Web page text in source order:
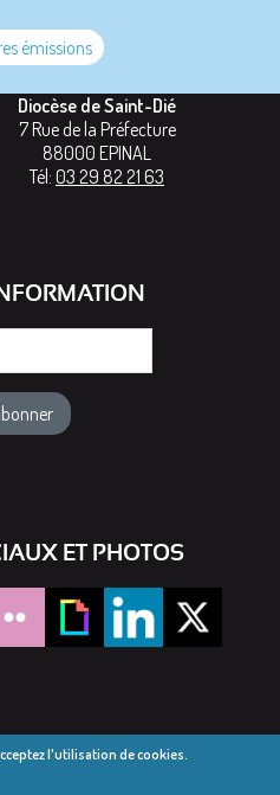
émissions
Diocèse de Saint-Dié
7 Rue de la Préfecture
88000 EPINAL
Tél: 03 29 82 21 63
ET PHOTOS
l'utilisation de cookies.